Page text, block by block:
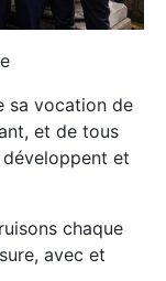
sa vocation de
et de tous
et
chaque
avec et